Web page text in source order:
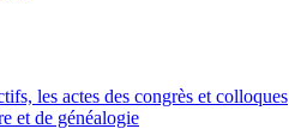
les actes des congrès et colloques
et de généalogie